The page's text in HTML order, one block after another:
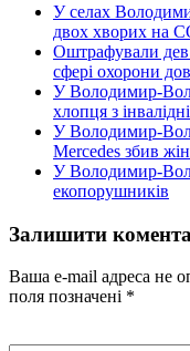
У селах
двох хворих на
Оштрафували
сфері охорони
У Володимир-
хлопця з
У Володимир-
Mercedes збив
У Володимир-
екопорушників
Залишити
Ваша e-mail адреса не
поля позначені *